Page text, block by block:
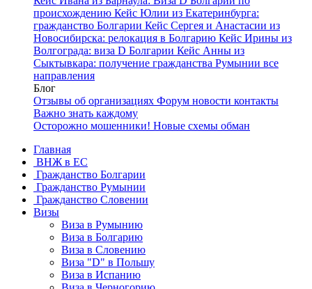
происхождению Кейс Юлии из Екатеринбурга:
гражданство Болгарии Кейс Сергея и Анастасии из
Новосибирска: релокация в Болгарию Кейс Ирины из
Волгограда: виза D Болгарии Кейс Анны из
Сыктывкара: получение гражданства Румынии все
направления
Блог
Отзывы об организациях Форум новости контакты
Важно знать каждому
Осторожно мошенники! Новые схемы обман
Главная
ВНЖ в ЕС
Гражданство Болгарии
Гражданство Румынии
Гражданство Словении
Визы
Виза в Румынию
Виза в Болгарию
Виза в Словению
Виза "D" в Польшу
Виза в Испанию